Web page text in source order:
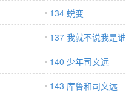
134 蜕变
137 我就不说我是谁
140 少年司文远
143 库鲁和司文远